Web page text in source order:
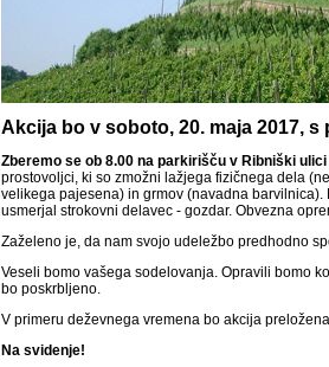
Akcija bo v soboto, 20. maja 2017, s
Zberemo se ob 8.00 na parkirišču v Ribniški ulici
prostovoljci, ki so zmožni lažjega fizičnega dela
velikega pajesena) in grmov (navadna
usmerjal strokovni delavec - gozdar. Obvezna
Zaželeno je, da nam svojo udeležbo predhodno
Veseli bomo vašega sodelovanja. Opravili bomo
bo poskrbljeno.
V primeru deževnega vremena bo akcija
Na svidenje!